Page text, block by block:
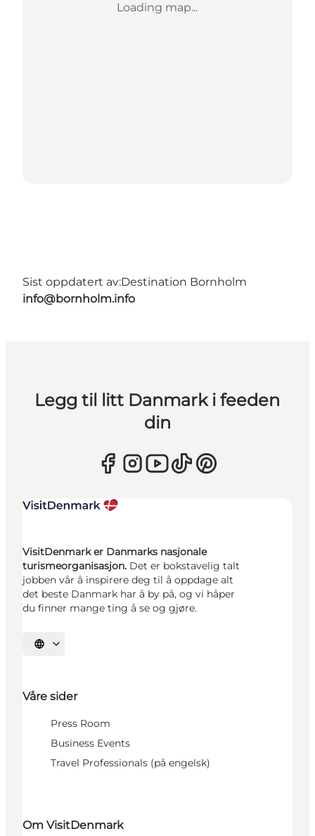
Loading map...
Sist oppdatert av:Destination Bornholm
info@bornholm.info
Legg til litt Danmark i feeden
din
VisitDenmark er Danmarks nasjonale
turismeorganisasjon. Det er bokstavelig talt
jobben vår å inspirere deg til å oppdage alt
det beste Danmark har å by på, og vi håper
du finner mange ting å se og gjøre.
Velg språk
Våre sider
Press Room
Business Events
Travel Professionals (på engelsk)
Om VisitDenmark